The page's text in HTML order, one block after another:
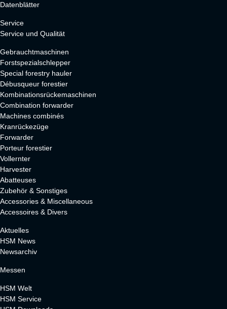
Datenblätter
Service
Service und Qualität
Gebrauchtmaschinen
Forstspezialschlepper
Special forestry hauler
Débusqueur forestier
Kombinationsrückemaschinen
Combination forwarder
Machines combinés
Kranrückezüge
Forwarder
Porteur forestier
Vollernter
Harvester
Abatteuses
Zubehör & Sonstiges
Accessories & Miscellaneous
Accessoires & Divers
Aktuelles
HSM News
Newsarchiv
Messen
HSM Welt
HSM Service